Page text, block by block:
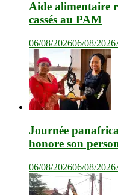
Aide alimentaire
cassés au PAM
06/08/202606/08/2026
Journée
honore son
06/08/202606/08/2026